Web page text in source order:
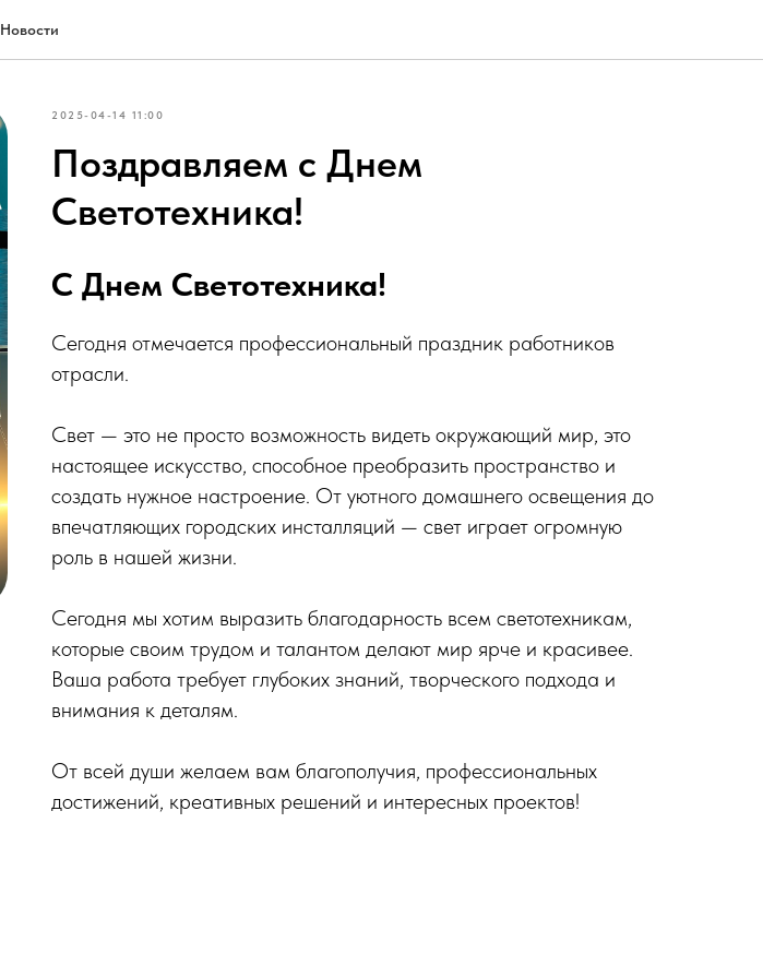
Новости
2025-04-14 11:00
Поздравляем с Днем
Светотехника!
С Днем Светотехника!
Сегодня отмечается профессиональный праздник работников
отрасли.
Свет — это не просто возможность видеть окружающий мир, это
настоящее искусство, способное преобразить пространство и
создать нужное настроение. От уютного домашнего освещения до
впечатляющих городских инсталляций — свет играет огромную
роль в нашей жизни.
Сегодня мы хотим выразить благодарность всем светотехникам,
которые своим трудом и талантом делают мир ярче и красивее.
Ваша работа требует глубоких знаний, творческого подхода и
внимания к деталям.
От всей души желаем вам благополучия, профессиональных
достижений, креативных решений и интересных проектов!